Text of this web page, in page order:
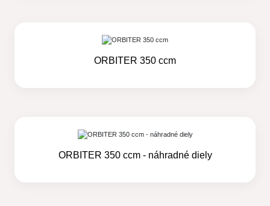
ORBITER 350 ccm
ORBITER 350 ccm - náhradné diely